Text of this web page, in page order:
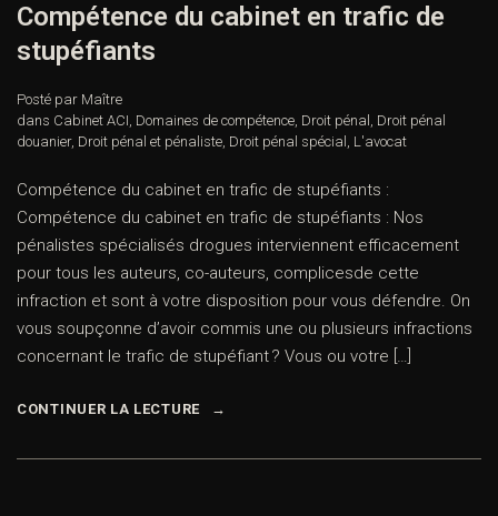
Compétence du cabinet en trafic de
stupéfiants
Posté par Maître
dans Cabinet ACI, Domaines de compétence, Droit pénal , Droit pénal
douanier, Droit pénal et pénaliste, Droit pénal spécial , L'avocat
Compétence du cabinet en trafic de stupéfiants :
Compétence du cabinet en trafic de stupéfiants : Nos
pénalistes spécialisés drogues interviennent efficacement
pour tous les auteurs, co-auteurs, complicesde cette
infraction et sont à votre disposition pour vous défendre. On
vous soupçonne d’avoir commis une ou plusieurs infractions
concernant le trafic de stupéfiant ? Vous ou votre […]
CONTINUER LA LECTURE